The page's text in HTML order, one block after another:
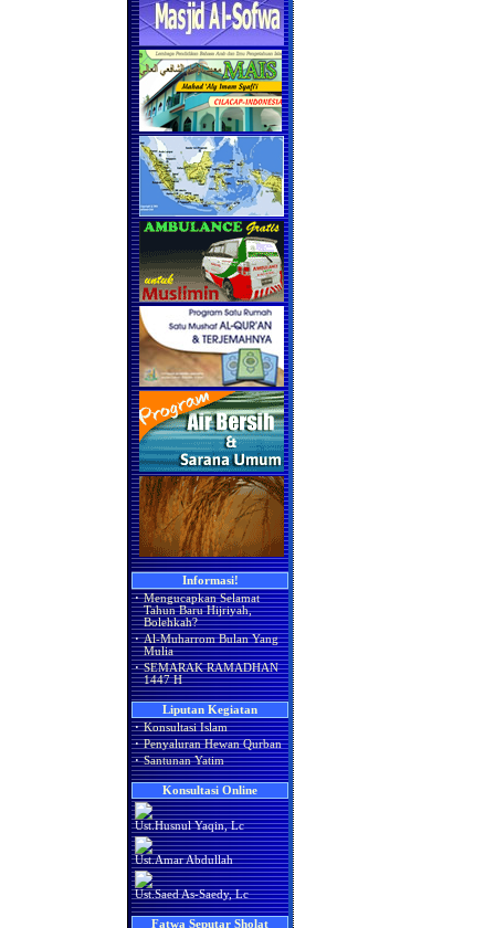
Informasi!
· Mengucapkan Selamat
Tahun Baru Hijriyah,
Bolehkah?
· Al-Muharrom Bulan Yang
Mulia
· SEMARAK RAMADHAN
1447 H
Liputan Kegiatan
· Konsultasi Islam
· Penyaluran Hewan Qurban
· Santunan Yatim
Konsultasi Online
Ust.Husnul Yaqin, Lc
Ust.Amar Abdullah
Ust.Saed As-Saedy, Lc
Fatwa Seputar Sholat